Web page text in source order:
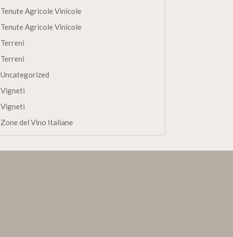
Tenute Agricole Vinicole
Tenute Agricole Vinicole
Terreni
Terreni
Uncategorized
Vigneti
Vigneti
Zone del Vino Italiane